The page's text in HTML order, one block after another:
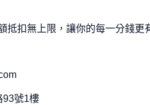
抵扣無上限，讓你的每一分錢更
93號1樓